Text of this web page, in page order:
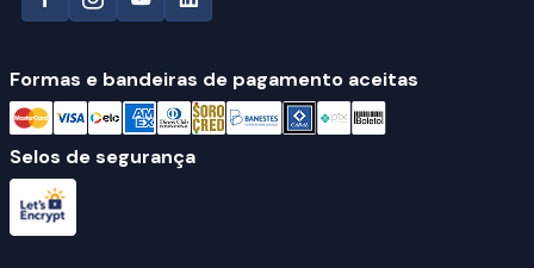
Formas e bandeiras de pagamento aceitas
Selos de segurança